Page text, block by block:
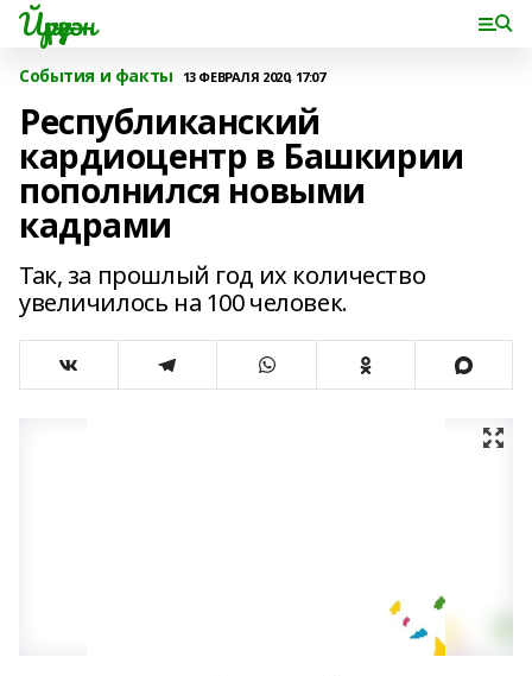
Йүрүҙән
События и факты 13 ФЕВРАЛЯ 2020, 17:07
Республиканский
кардиоцентр в Башкирии
пополнился новыми
кадрами
Так, за прошлый год их количество
увеличилось на 100 человек.